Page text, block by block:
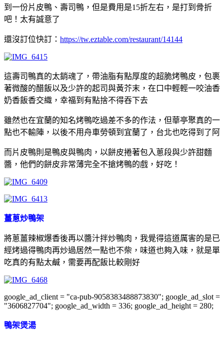
到一份片皮鴨、壽司鴨，但是費用是15折左右，是打到骨折
吧！太有誠意了
還沒訂位快訂： https://tw.eztable.com/restaurant/14144
這壽司鴨真的太銷魂了，帶油脂有點厚度的超脆烤鴨皮，包裹
著微酸的醋飯以及少許的起司與黃芥末，在口中輕輕一咬油香
奶香飯香交織，幸福到有點捨不得吞下去
雖然也在宜蘭的知名烤鴨吃過差不多的作法，但華亭聚真的一
點也不輸陣，以後不用舟車勞頓到宜蘭了，台北也吃得到了阿
而片皮鴨則是鴨皮與鴨肉，以餅皮捲著包入蔥段與少許甜麵
醬，他們的餅皮非常薄完全不搶烤鴨的戲，好吃！
薑蔥炒鴨架
將蔥薑辣椒爆香後再以醬汁拌炒鴨肉，我覺得這道厲害的是已
經烤過得鴨肉再炒過居然一點也不柴，味道也夠入味，就是單
吃真的有點太鹹，需要再配飯比較剛好
google_ad_client = "ca-pub-9058383488873830"; google_ad_slot =
"3606827704"; google_ad_width = 336; google_ad_height = 280;
鴨架煲湯